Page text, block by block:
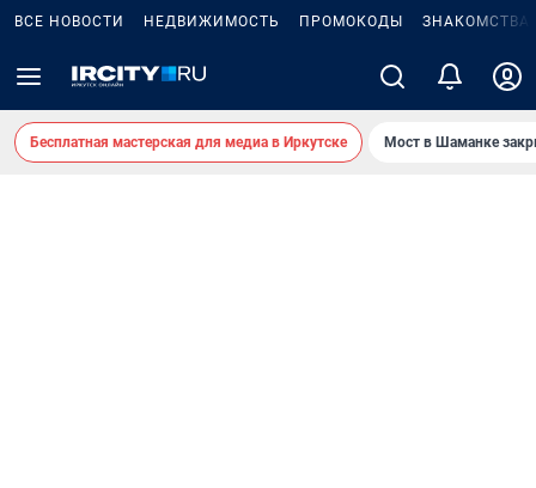
ВСЕ НОВОСТИ НЕДВИЖИМОСТЬ ПРОМОКОДЫ ЗНАКОМСТВА
Бесплатная мастерская для медиа в Иркутске Мост в Шаманке